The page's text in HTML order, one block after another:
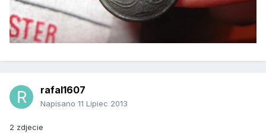
rafal1607
Napisano 11 Lipiec 2013
2 zdjecie